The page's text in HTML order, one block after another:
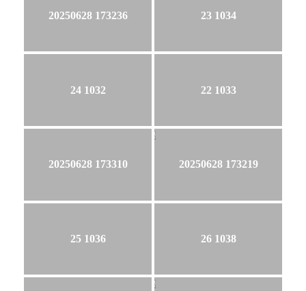
20250628 173236 23 1034
24 1032 22 1033
20250628 173310 20250628 173219
25 1036 26 1038